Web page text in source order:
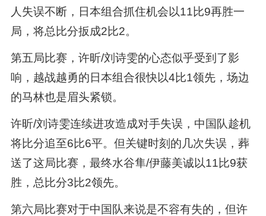
人失误不断，日本组合抓住机会以11比9再胜一
局，将总比分扳成2比2。
第五局比赛，许昕/刘诗雯的心态似乎受到了影
响，越战越勇的日本组合很快以4比1领先，场边
的马林也是眉头紧锁。
许昕/刘诗雯连续进攻造成对手失误，中国队趁机
将比分追至6比6平。但关键时刻的几次失误，葬
送了这局比赛，最终水谷隼/伊藤美诚以11比9获
胜，总比分3比2领先。
第六局比赛对于中国队来说是不容有失的，但许